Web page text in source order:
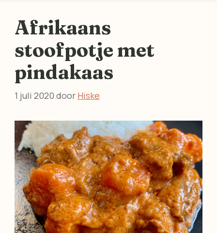
Afrikaans
stoofpotje met
pindakaas
1 juli 2020 door Hiske